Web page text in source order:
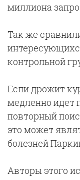
миллиона
Так же
контрольной
Если дрожит
медленно идет
повторный
это может
болезней
Авторы этого